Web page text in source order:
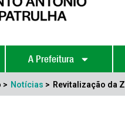
A Prefeitura
> Notícias > Revitalização da